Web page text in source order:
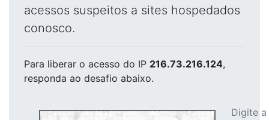
acessos suspeitos a sites hospedados
conosco.
Para liberar o acesso do IP 216.73.216.124,
responda ao desafio abaixo.
Digite